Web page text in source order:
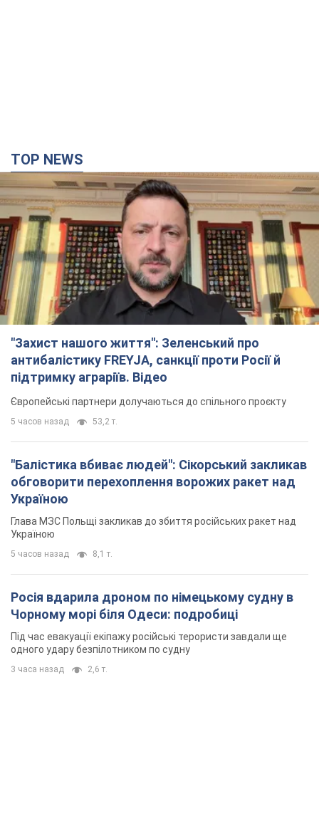
TOP NEWS
"Захист нашого життя": Зеленський про
антибалістику FREYJA, санкції проти Росії й
підтримку аграріїв. Відео
Європейські партнери долучаються до спільного проєкту
5 часов назад 53,2 т.
"Балістика вбиває людей": Сікорський закликав
обговорити перехоплення ворожих ракет над
Україною
Глава МЗС Польщі закликав до збиття російських ракет над
Україною
5 часов назад 8,1 т.
Росія вдарила дроном по німецькому судну в
Чорному морі біля Одеси: подробиці
Під час евакуації екіпажу російські терористи завдали ще
одного удару безпілотником по судну
3 часа назад 2,6 т.